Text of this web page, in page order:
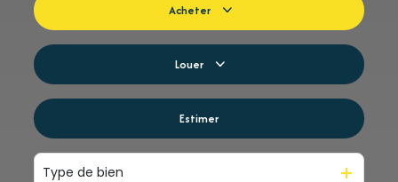
Acheter
Du neuf
De l'immo pro
Louer
De l'immo pro
Estimer
Type de bien